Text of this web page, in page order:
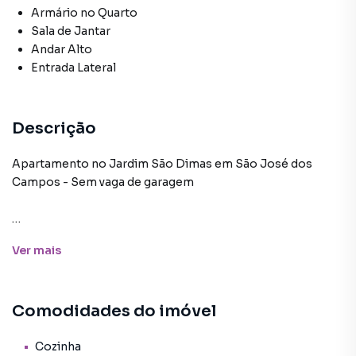
Armário no Quarto
Sala de Jantar
Andar Alto
Entrada Lateral
Descrição
Apartamento no Jardim São Dimas em São José dos
Campos - Sem vaga de garagem
distribuídos, andar alto, contando com 3 dormitórios com
serviço independente, quarto e banheiro de empregada,
dependências. O apartamento não possui vaga de
Ver mais
Comodidades do imóvel
Cozinha